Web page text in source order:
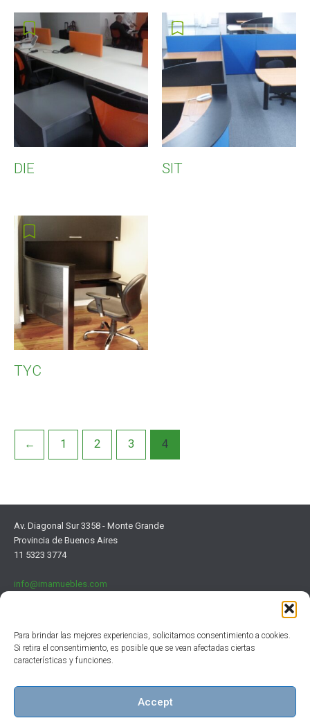
Para brindar las mejores experiencias, solicitamos consentimiento a cookies.
Si retira el consentimiento, es posible que se vean afectadas ciertas
características y funciones.
Accept
DIE SIT
TYC
← 1 2 3 4
Av. Diagonal Sur 3358 - Monte Grande
Provincia de Buenos Aires
11 5323 3774
info@imamuebles.com
Clientes